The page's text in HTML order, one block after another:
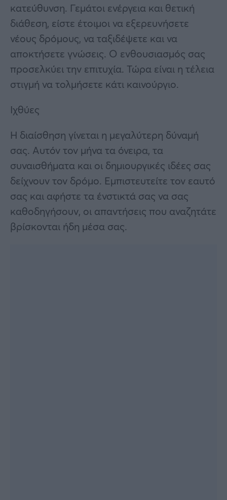
κατεύθυνση. Γεμάτοι ενέργεια και θετική
διάθεση, είστε έτοιμοι να εξερευνήσετε
νέους δρόμους, να ταξιδέψετε και να
αποκτήσετε γνώσεις. Ο ενθουσιασμός σας
προσελκύει την επιτυχία. Τώρα είναι η τέλεια
στιγμή να τολμήσετε κάτι καινούργιο.
Ιχθύες
Η διαίσθηση γίνεται η μεγαλύτερη δύναμή
σας. Αυτόν τον μήνα τα όνειρα, τα
συναισθήματα και οι δημιουργικές ιδέες σας
δείχνουν τον δρόμο. Εμπιστευτείτε τον εαυτό
σας και αφήστε τα ένστικτά σας να σας
καθοδηγήσουν, οι απαντήσεις που αναζητάτε
βρίσκονται ήδη μέσα σας.